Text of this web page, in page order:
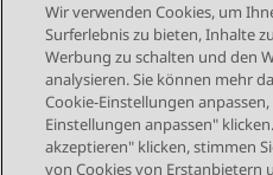
Send Feedback
Wir verwenden Cookies, um
Surferlebnis zu bieten, Inhalte
Werbung zu schalten und den
analysieren. Sie können mehr
Cookie-Einstellungen
Einstellungen anpassen"
akzeptieren" klicken, stimmen
von Cookies von Erstanbietern